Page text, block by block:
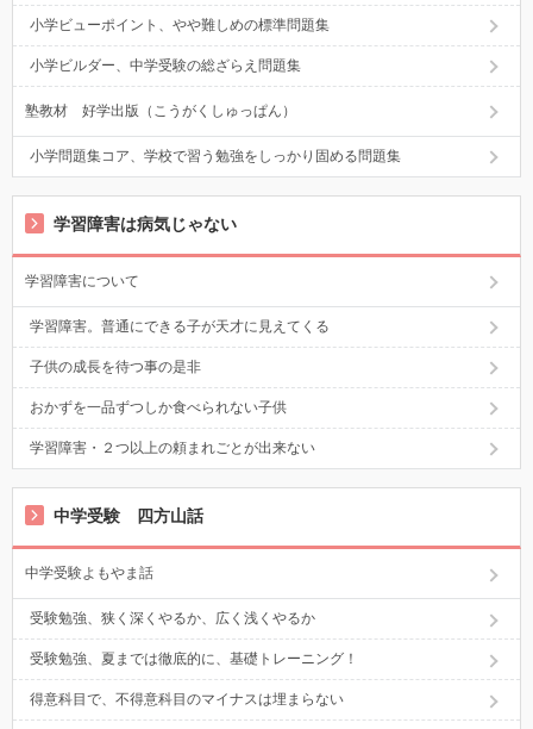
小学ビューポイント、やや難しめの標準問題集
小学ビルダー、中学受験の総ざらえ問題集
塾教材 好学出版（こうがくしゅっぱん）
小学問題集コア、学校で習う勉強をしっかり固める問題集
学習障害は病気じゃない
学習障害について
学習障害。普通にできる子が天才に見えてくる
子供の成長を待つ事の是非
おかずを一品ずつしか食べられない子供
学習障害・２つ以上の頼まれごとが出来ない
中学受験 四方山話
中学受験よもやま話
受験勉強、狭く深くやるか、広く浅くやるか
受験勉強、夏までは徹底的に、基礎トレーニング！
得意科目で、不得意科目のマイナスは埋まらない